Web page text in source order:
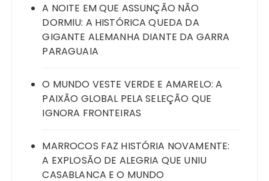
A NOITE EM QUE ASSUNÇÃO NÃO
DORMIU: A HISTÓRICA QUEDA DA
GIGANTE ALEMANHA DIANTE DA GARRA
PARAGUAIA
O MUNDO VESTE VERDE E AMARELO: A
PAIXÃO GLOBAL PELA SELEÇÃO QUE
IGNORA FRONTEIRAS
MARROCOS FAZ HISTÓRIA NOVAMENTE:
A EXPLOSÃO DE ALEGRIA QUE UNIU
CASABLANCA E O MUNDO